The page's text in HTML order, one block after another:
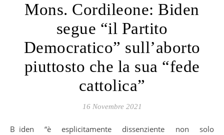
Mons. Cordileone: Biden
segue “il Partito
Democratico” sull’aborto
piuttosto che la sua “fede
cattolica”
16 Novembre 2021
Biden “è esplicitamente dissenziente non solo